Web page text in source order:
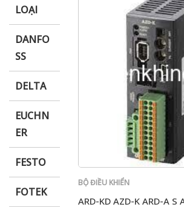
LOẠI
DANFO
SS
DELTA
EUCHN
ER
FESTO
FOTEK
BỘ ĐIỀU KHIỂN
ARD-KD AZD-K ARD-A S